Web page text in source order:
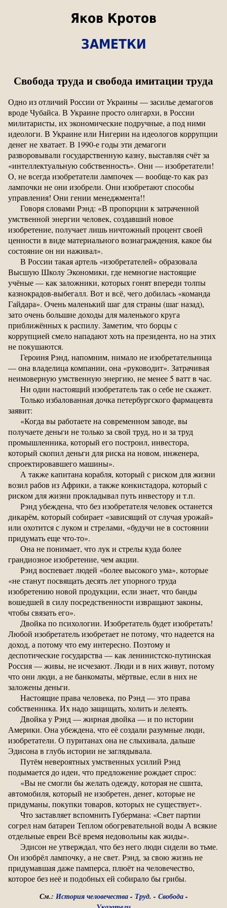
Яков Кротов
ЗАМЕТКИ
Свобода труда и свобода имитации труда
Одно из отличий России от Украины — засилье демагогов
вроде Чубайса. В Украине просто олигархи, в России
милитаристы, их экономические подручные, а под ними
идеологи. В Украине или Нигерии на идеологов коррупции
денег не хватает. В 1990-е годы эти демагоги
разворовывали государственную казну, выставляя счёт за
«интеллектуальную собственность». Они — изобретатели!
О, не всегда изобретатели лампочек — вообще-то как раз
лампочки не они изобрели. Они изобретают способы
управления! Они гении менеджмента!!
Говоря словами Рэнд: «В пропорции к затраченной
умственной энергии человек, создавший новое
изобретение, получает лишь ничтожный процент своей
ценности в виде материального вознаграждения, какое бы
состояние он ни наживал».
В России такая артель «изобретателей» образовала
Высшую Школу Экономики, где немногие настоящие
учёные — как заложники, которых гонят впереди толпы
казнокрадов-выбегалл. Вот и всё, чего добилась «команда
Гайдара». Очень маленький шаг для страны (шаг назад),
зато очень большие доходы для маленького круга
приближённых к распилу. Заметим, что борцы с
коррупцией смело нападают хоть на президента, но на этих
не покушаются.
Героиня Рэнд, напомним, нимало не изобретательница
— она владелица компании, она «руководит». Затрачивая
неимоверную умственную энергию, не менее 5 ватт в час.
Ни один настоящий изобретатель так о себе не скажет.
Только избалованная дочка петербургского фармацевта
заявит:
«Когда вы работаете на современном заводе, вы
получаете деньги не только за свой труд, но и за труд
промышленника, который его построил, инвестора,
который скопил деньги для риска на новом, инженера,
спроектировавшего машины».
А также капитана корабля, который с риском для жизни
возил рабов из Африки, а также конкистадора, который с
риском для жизни прокладывал путь инвестору и т.п.
Рэнд убеждена, что без изобретателя человек останется
дикарём, который собирает «зависящий от случая урожай»
или охотится с луком и стрелами, «будучи не в состоянии
придумать еще что-то».
Она не понимает, что лук и стрелы куда более
грандиозное изобретение, чем акции.
Рэнд воспевает людей «более высокого ума», которые
«не станут посвящать десять лет упорного труда
изобретению новой продукции, если знает, что банды
вошедшей в силу посредственности извращают законы,
чтобы связать его».
Двойка по психологии. Изобретатель будет изобретать!
Любой изобретатель изобретает не потому, что надеется на
доход, а потому что ему интересно. Поэтому и
деспотические государства — как ленинистско-путинская
Россия — живы, не исчезают. Люди и в них живут, потому
что они люди, а не банкоматы, мёртвые, если в них не
заложены деньги.
Настоящие права человека, по Рэнд — это права
собственника. Их надо защищать, холить и лелеять.
Двойка у Рэнд — жирная двойка — и по истории
Америки. Она убеждена, что её создали разумные люди,
изобретатели. О пуританах она не слыхивала, дальше
Эдисона в глубь истории не заглядывала.
Путём невероятных умственных усилий Рэнд
подымается до идеи, что предложение рождает спрос:
«Вы не смогли бы желать одежду, которая не сшита,
автомобиля, который не изобретен, денег, которые не
придуманы, покупки товаров, которых не существует».
Что заставляет вспомнить Губермана: «Свет партии
согрел нам батареи Теплом обогревательной воды А всякие
отдельные евреи Всё время недовольны как жиды».
Эдисон не утверждал, что без него люди сидели во тьме.
Он изобрёл лампочку, а не свет. Рэнд, за свою жизнь не
придумавшая даже памперса, плюёт на человечество,
которое без неё и подобных ей собирало бы грибы.
См.: История человечества- Труд. - Свобода-